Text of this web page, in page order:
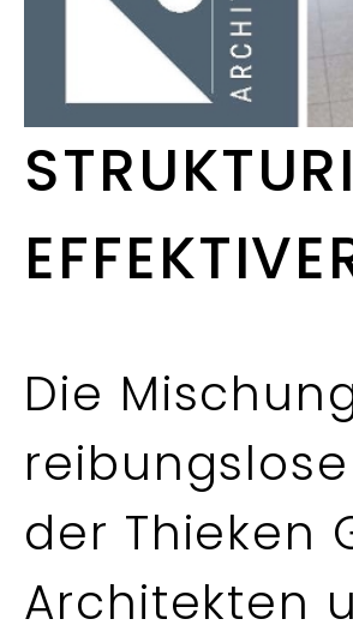
Die
der Thieken
Architekten